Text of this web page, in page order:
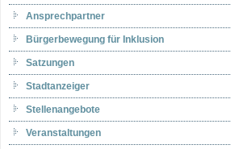
Ansprechpartner
Bürgerbewegung für Inklusion
Satzungen
Stadtanzeiger
Stellenangebote
Veranstaltungen